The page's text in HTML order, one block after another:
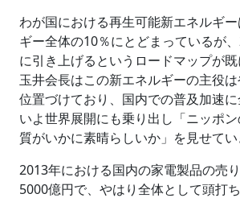
わが国における再生可能新エネルギ
ギー全体の10％にとどまっているが
に引き上げるというロードマップが既
玉井会長はこの新エネルギーの主役
位置づけており、国内での普及加速
いよ世界展開にも乗り出し「ニッポ
質がいかに素晴らしいか」を見せてい
2013年における国内の家電製品の売
5000億円で、やはり全体として頭打